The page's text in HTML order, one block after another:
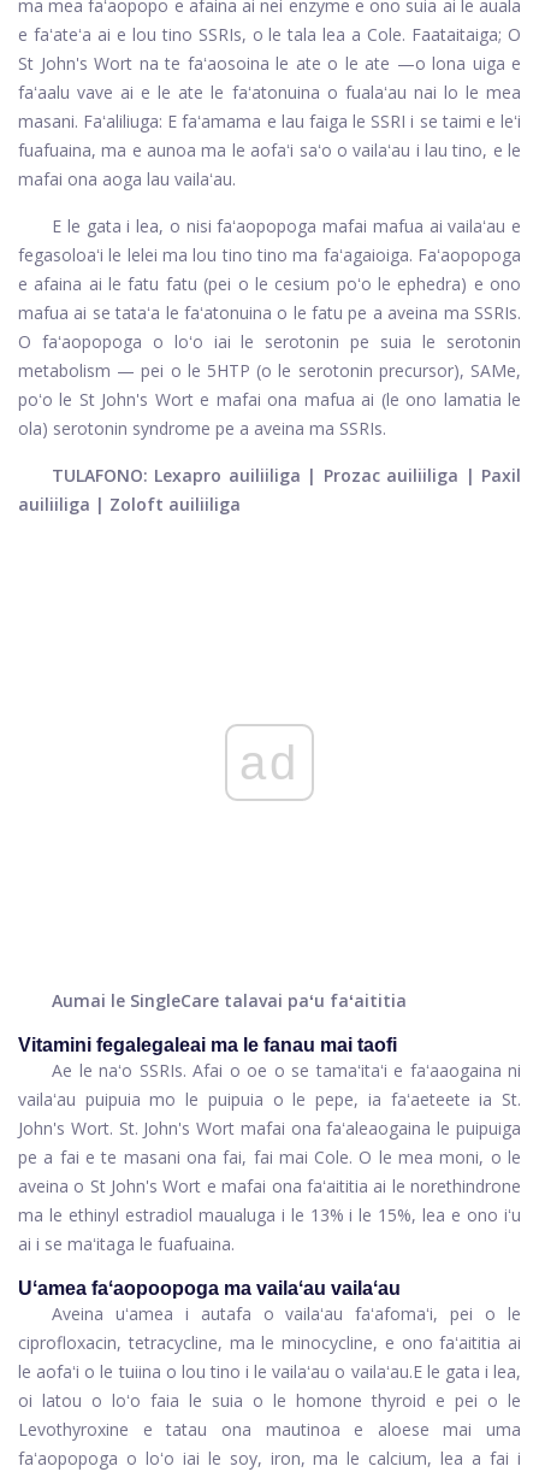
ma mea faʻaopopo e afaina ai nei enzyme e ono suia ai le auala
e faʻateʻa ai e lou tino SSRIs, o le tala lea a Cole. Faataitaiga; O
St John's Wort na te faʻaosoina le ate o le ate —o lona uiga e
faʻaalu vave ai e le ate le faʻatonuina o fualaʻau nai lo le mea
masani. Faʻaliliuga: E faʻamama e lau faiga le SSRI i se taimi e leʻi
fuafuaina, ma e aunoa ma le aofaʻi saʻo o vailaʻau i lau tino, e le
mafai ona aoga lau vailaʻau.
E le gata i lea, o nisi faʻaopopoga mafai mafua ai vailaʻau e
fegasoloaʻi le lelei ma lou tino tino ma faʻagaioiga. Faʻaopopoga
e afaina ai le fatu fatu (pei o le cesium poʻo le ephedra) e ono
mafua ai se tataʻa le faʻatonuina o le fatu pe a aveina ma SSRIs.
O faʻaopopoga o loʻo iai le serotonin pe suia le serotonin
metabolism — pei o le 5HTP (o le serotonin precursor), SAMe,
poʻo le St John's Wort e mafai ona mafua ai (le ono lamatia le
ola) serotonin syndrome pe a aveina ma SSRIs.
TULAFONO: Lexapro auiliiliga | Prozac auiliiliga | Paxil
auiliiliga | Zoloft auiliiliga
ad
Aumai le SingleCare talavai paʻu faʻaititia
Vitamini fegalegaleai ma le fanau mai taofi
Ae le naʻo SSRIs. Afai o oe o se tamaʻitaʻi e faʻaaogaina ni
vailaʻau puipuia mo le puipuia o le pepe, ia faʻaeteete ia St.
John's Wort. St. John's Wort mafai ona faʻaleaogaina le puipuiga
pe a fai e te masani ona fai, fai mai Cole. O le mea moni, o le
aveina o St John's Wort e mafai ona faʻaititia ai le norethindrone
ma le ethinyl estradiol maualuga i le 13% i le 15%, lea e ono iʻu
ai i se maʻitaga le fuafuaina.
Uʻamea faʻaopoopoga ma vailaʻau vailaʻau
Aveina uʻamea i autafa o vailaʻau faʻafomaʻi, pei o le
ciprofloxacin, tetracycline, ma le minocycline, e ono faʻaititia ai
le aofaʻi o le tuiina o lou tino i le vailaʻau o vailaʻau.E le gata i lea,
oi latou o loʻo faia le suia o le homone thyroid e pei o le
Levothyroxine e tatau ona mautinoa e aloese mai uma
faʻaopopoga o loʻo iai le soy, iron, ma le calcium, lea a fai i